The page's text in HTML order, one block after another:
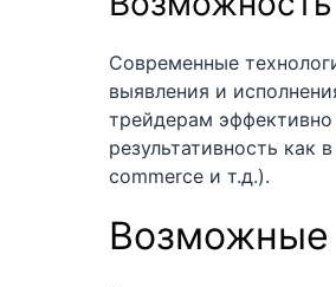
Современные
выявления и
трейдерам
результативность
commerce и т.д.).
Возможные